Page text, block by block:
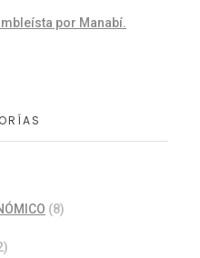
por Manabí.
(8)